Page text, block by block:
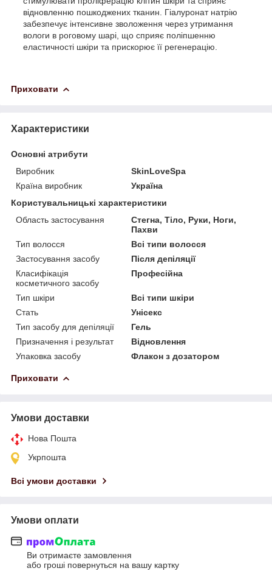
відновленню пошкоджених тканин. Гіалуронат натрію
забезпечує інтенсивне зволоження через утримання
вологи в роговому шарі, що сприяє поліпшенню
еластичності шкіри та прискорює її регенерацію.
Приховати
Характеристики
Основні атрибути
Виробник
SkinLoveSpa
Країна виробник
Україна
Користувальницькі характеристики
Область застосування
Стегна, Тіло, Руки, Ноги,
Пахви
Тип волосся
Всі типи волосся
Застосування засобу
Після депіляції
Класифікація
косметичного засобу
Професійна
Тип шкіри
Всі типи шкіри
Стать
Унісекс
Тип засобу для депіляції
Гель
Призначення і результат
Відновлення
Упаковка засобу
Флакон з дозатором
Приховати
Умови доставки
Нова Пошта
Укрпошта
Всі умови доставки
Умови оплати
Ви отримаєте замовлення
або гроші повернуться на вашу картку